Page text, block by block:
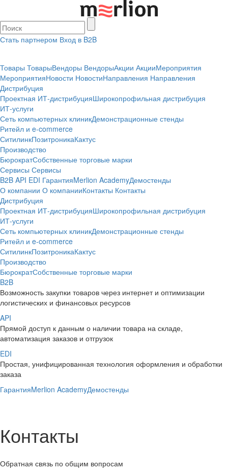
Стать партнером Вход в B2B
Товары ТоварыВендоры ВендорыАкции АкцииМероприятия
МероприятияНовости НовостиНаправления Направления
Дистрибуция
Проектная ИТ-дистрибуцияШирокопрофильная дистрибуция
ИТ-услуги
Сеть компьютерных клиникДемонстрационные стенды
Ритейл и e-commerce
СитилинкПозитроникаКактус
Производство
БюрократСобственные торговые марки
Сервисы Сервисы
B2B API EDI ГарантияMerlion AcademyДемостенды
О компании О компанииКонтакты Контакты
Дистрибуция
Проектная ИТ-дистрибуцияШирокопрофильная дистрибуция
ИТ-услуги
Сеть компьютерных клиникДемонстрационные стенды
Ритейл и e-commerce
СитилинкПозитроникаКактус
Производство
БюрократСобственные торговые марки
B2B
Возможность закупки товаров через интернет и оптимизации
логистических и финансовых ресурсов
API
Прямой доступ к данным о наличии товара на складе,
автоматизация заказов и отгрузок
EDI
Простая, унифицированная технология оформления и обработки
заказа
ГарантияMerlion AcademyДемостенды
Контакты
Обратная связь по общим вопросам